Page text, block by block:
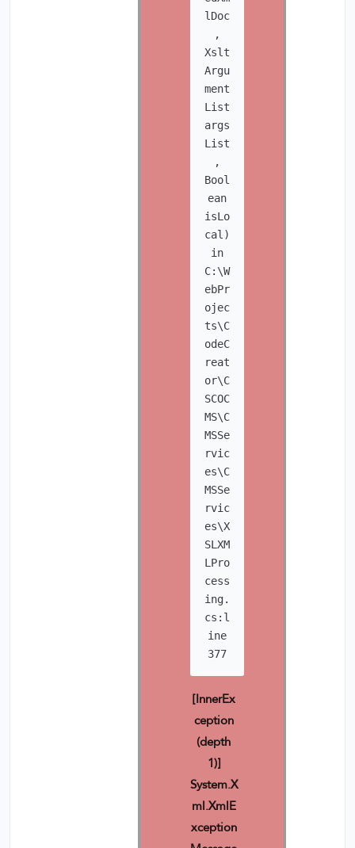
lDoc
,
Xslt
Argu
ment
List
args
List
,
Bool
ean
isLo
cal)
in
C:\W
ebPr
ojec
ts\C
odeC
reat
or\C
SCOC
MS\C
MSSe
rvic
es\C
MSSe
rvic
es\X
SLXM
LPro
cess
ing.
cs:l
ine
377
[InnerEx
ception
(depth
1)]
System.X
ml.XmlE
xception